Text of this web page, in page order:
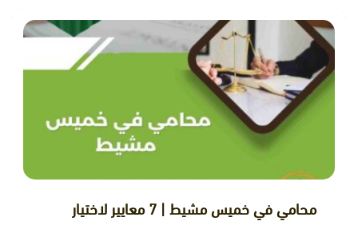
محامي في خميس مشيط | 7 معايير لاختيار